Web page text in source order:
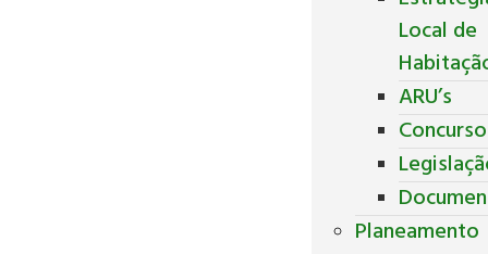
Local de
ARU’s
Planeamento